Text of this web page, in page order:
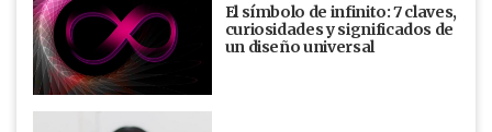
El símbolo de infinito: 7 claves,
curiosidades y significados de
un diseño universal